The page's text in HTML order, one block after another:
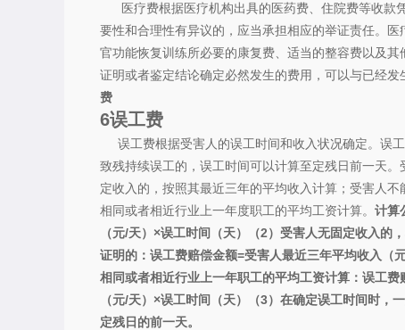
医疗费根据医疗机构出具的医药费、住院费等收
要性和合理性有异议的，应当承担相应的举证责任。
官功能恢复训练所必要的康复费、适当的整容费以及
证明或者鉴定结论确定必然发生的费用，可以与已经发
费
6误工费
误工费根据受害人的误工时间和收入状况确定。误
致残持续误工的，误工时间可以计算至定残日前一天
定收入的，按照其最近三年的平均收入计算；受害人
相同或者相近行业上一年度职工的平均工资计算。 计算
（元/天）×误工时间（天）
（2）受害人无固定收入的
证明的：误工费赔偿金额=受害人最近三年平均收入（
相同或者相近行业上一年职工的平均工资计算： 误工费
（元/天）×误工时间（天）
（3）在确定误工时间时，
定残日的前一天。